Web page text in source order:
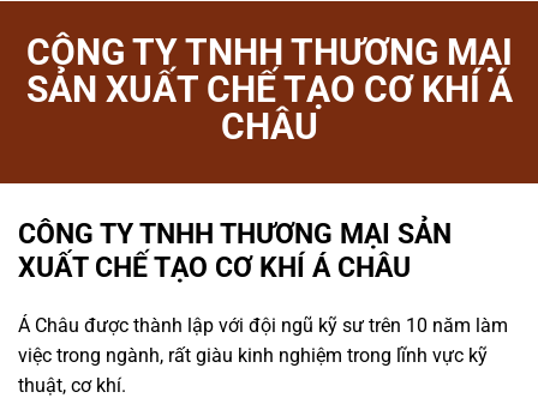
CÔNG TY TNHH THƯƠNG MẠI
SẢN XUẤT CHẾ TẠO CƠ KHÍ Á
CHÂU
CÔNG TY TNHH THƯƠNG MẠI SẢN
XUẤT CHẾ TẠO CƠ KHÍ Á CHÂU
Á Châu được thành lập với đội ngũ kỹ sư trên 10 năm làm
việc trong ngành, rất giàu kinh nghiệm trong lĩnh vực kỹ
thuật, cơ khí.